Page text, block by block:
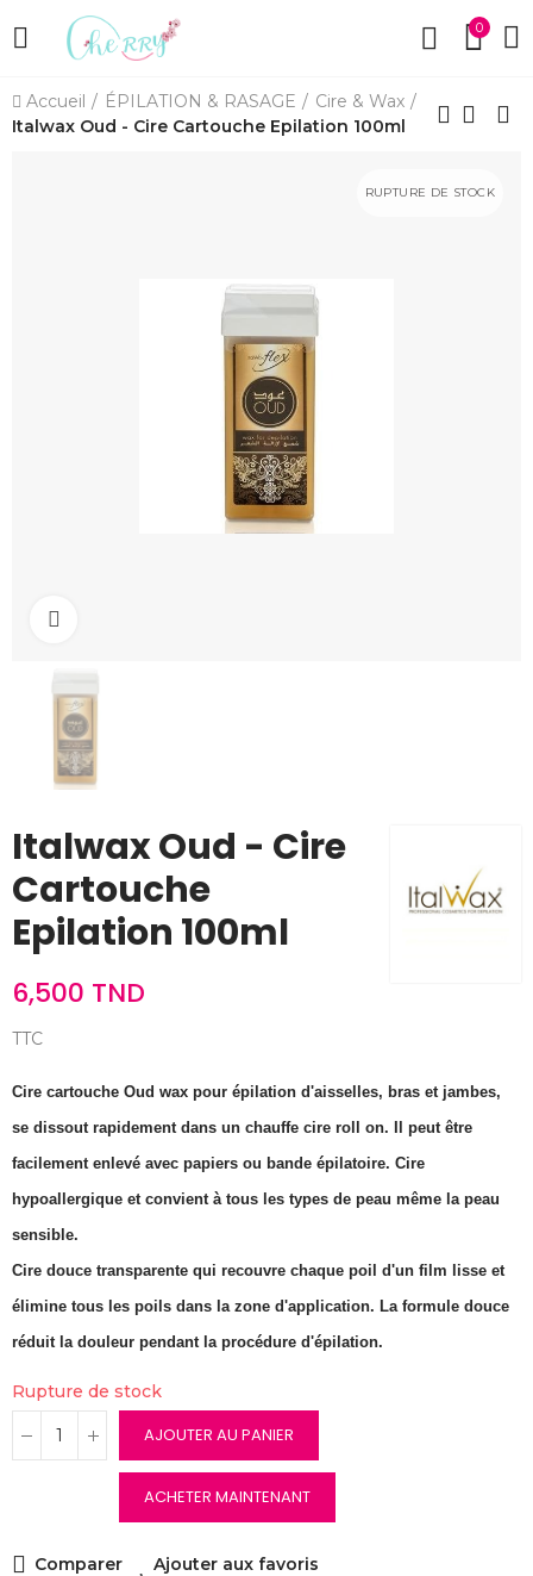
0
Accueil ÉPILATION & RASAGE
Cire & Wax
Italwax Oud - Cire Cartouche Epilation 100ml
RUPTURE DE STOCK
Italwax Oud - Cire
Cartouche
Epilation 100ml
6,500 TND
TTC
Cire cartouche Oud wax pour épilation d'aisselles, bras et jambes,
se dissout rapidement dans un chauffe cire roll on. Il peut être
facilement enlevé avec papiers ou bande épilatoire. Cire
hypoallergique et convient à tous les types de peau même la peau
sensible.
Cire douce transparente qui recouvre chaque poil d'un film lisse et
élimine tous les poils dans la zone d'application. La formule douce
réduit la douleur pendant la procédure d'épilation.
Rupture de stock
AJOUTER AU PANIER
ACHETER MAINTENANT
Comparer Ajouter aux favoris